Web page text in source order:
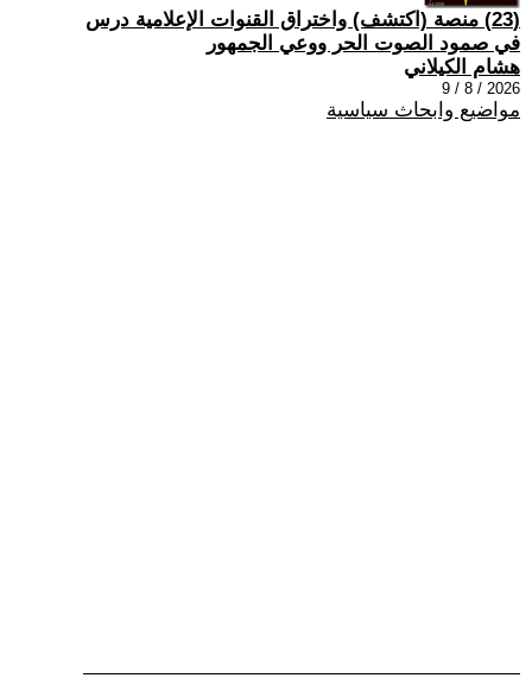
(23) منصة (اكتشف) واختراق القنوات الإعلامية درس
في صمود الصوت الحر ووعي الجمهور
هشام الكيلاني
2026 / 8 / 9
مواضيع وابحاث سياسية